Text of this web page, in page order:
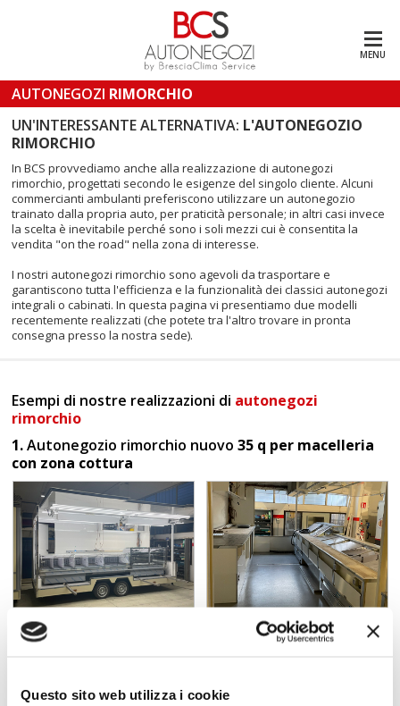
Questo sito web utilizza i cookie
MENU
AUTONEGOZI RIMORCHIO
UN'INTERESSANTE ALTERNATIVA: L'AUTONEGOZIO
RIMORCHIO
In BCS provvediamo anche alla realizzazione di autonegozi
rimorchio, progettati secondo le esigenze del singolo cliente. Alcuni
commercianti ambulanti preferiscono utilizzare un autonegozio
trainato dalla propria auto, per praticità personale; in altri casi invece
la scelta è inevitabile perché sono i soli mezzi cui è consentita la
vendita "on the road" nella zona di interesse.
I nostri autonegozi rimorchio sono agevoli da trasportare e
garantiscono tutta l'efficienza e la funzionalità dei classici autonegozi
integrali o cabinati. In questa pagina vi presentiamo due modelli
recentemente realizzati (che potete tra l'altro trovare in pronta
consegna presso la nostra sede).
Esempi di nostre realizzazioni di autonegozi
rimorchio
1.Autonegozio rimorchio nuovo35 q per macelleria
con zona cottura